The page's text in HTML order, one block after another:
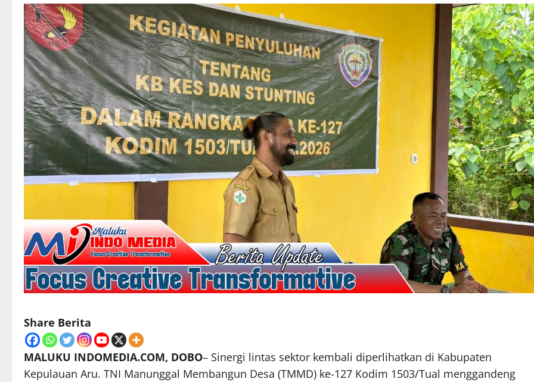
Share Berita
MALUKU INDOMEDIA.COM, DOBO– Sinergi lintas sektor kembali diperlihatkan di Kabupaten
Kepulauan Aru. TNI Manunggal Membangun Desa (TMMD) ke-127 Kodim 1503/Tual menggandeng